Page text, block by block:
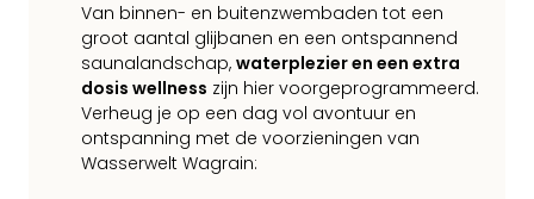
Van binnen- en buitenzwembaden tot een
groot aantal glijbanen en een ontspannend
saunalandschap, waterplezier en een extra
dosis wellness zijn hier voorgeprogrammeerd.
Verheug je op een dag vol avontuur en
ontspanning met de voorzieningen van
Wasserwelt Wagrain: